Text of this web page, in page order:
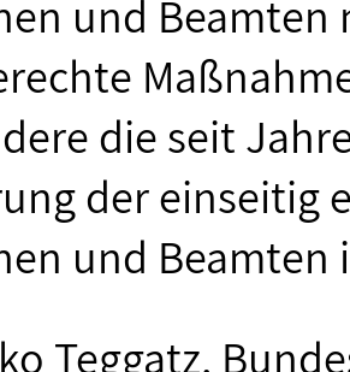
und
die seit
der einseitig
und Beamten
Teggatz,